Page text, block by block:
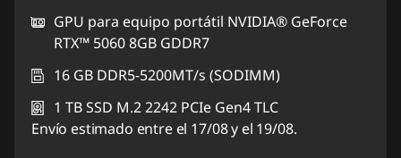
GPU para equipo portátil NVIDIA® GeForce
RTX™ 5060 8GB GDDR7
16 GB DDR5-5200MT/s (SODIMM)
1 TB SSD M.2 2242 PCIe Gen4 TLC
Envío estimado entre el 17/08 y el 19/08.